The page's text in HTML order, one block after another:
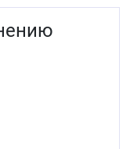
поражения